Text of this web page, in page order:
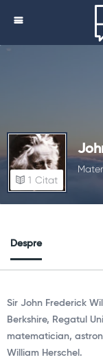
1 Citat
Despre
Sir John Frederick
Berkshire, Regatul
matematician,
William Herschel.